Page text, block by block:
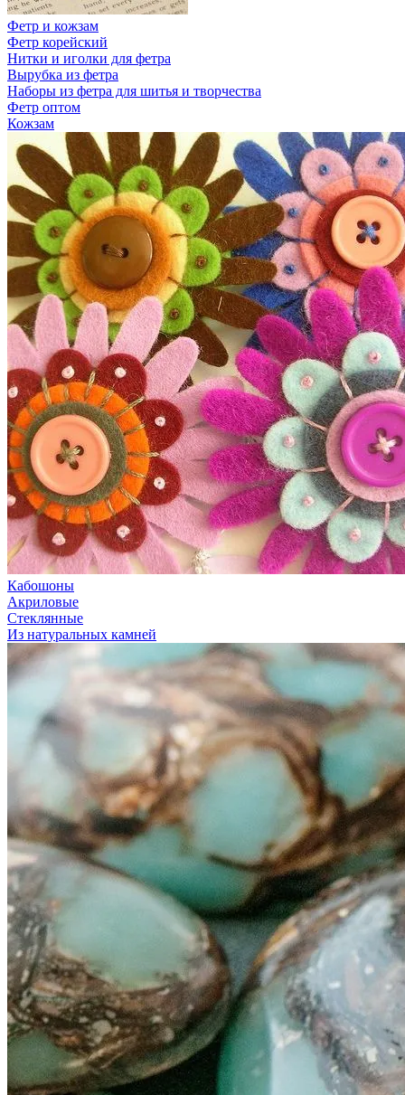
Фетр и кожзам
Фетр корейский
Нитки и иголки для фетра
Вырубка из фетра
Наборы из фетра для шитья и творчества
Фетр оптом
Кожзам
Кабошоны
Акриловые
Стеклянные
Из натуральных камней